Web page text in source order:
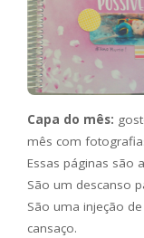
Capa do mês:
mês com
Essas páginas são
São um descanso
São uma injeção
cansaço.